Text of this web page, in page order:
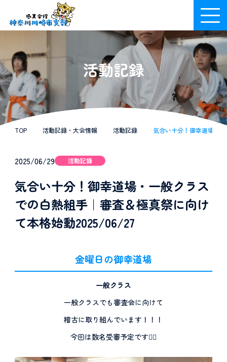
活動記録
TOP 活動記録・大会情報 活動記録 気合い十分！御幸道場・
2025/06/29 活動記録
気合い十分！御幸道場・一般クラス
での白熱組手｜審査＆極真祭に向け
て本格始動2025/06/27
金曜日の御幸道場
一般クラス
一般クラスでも審査会に向けて
稽古に取り組んでいます！！！
今回は数名受審予定です✌🏼